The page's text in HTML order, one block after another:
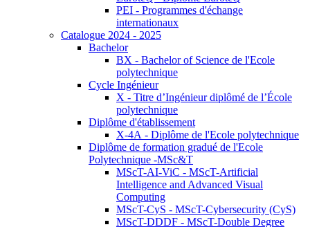
PEI - Programmes d'échange
internationaux
Catalogue 2024 - 2025
Bachelor
BX - Bachelor of Science de l'Ecole
polytechnique
Cycle Ingénieur
X - Titre d’Ingénieur diplômé de l’École
polytechnique
Diplôme d'établissement
X-4A - Diplôme de l'Ecole polytechnique
Diplôme de formation gradué de l'Ecole
Polytechnique -MSc&T
MScT-AI-ViC - MScT-Artificial
Intelligence and Advanced Visual
Computing
MScT-CyS - MScT-Cybersecurity (CyS)
MScT-DDDF - MScT-Double Degree